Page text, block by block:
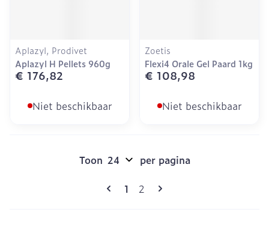
Aplazyl, Prodivet
Aplazyl H Pellets 960g
€ 176,82
Niet beschikbaar
Zoetis
Flexi4 Orale Gel Paard 1kg
€ 108,98
Niet beschikbaar
Pagina's
U lees momenteel pagina
1 Pagina
2
Toon per pagina